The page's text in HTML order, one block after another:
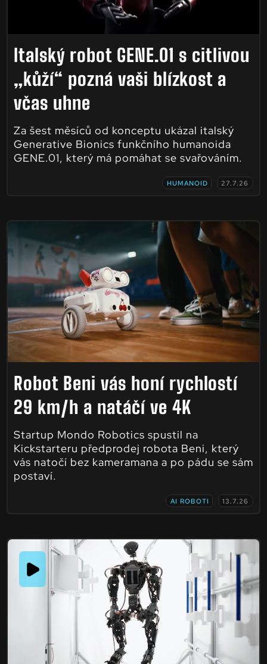
Italský robot GENE.01 s citlivou
„kůží“ pozná vaši blízkost a
včas uhne
Za šest měsíců od konceptu ukázal italský
Generative Bionics funkčního humanoida
GENE.01, který má pomáhat se svařováním.
HUMANOID 27.7.26
Robot Beni vás honí rychlostí
29 km/h a natáčí ve 4K
Startup Mondo Robotics spustil na
Kickstarteru předprodej robota Beni, který
vás natočí bez kameramana a po pádu se sám
postaví.
AI ROBOTI 13.7.26